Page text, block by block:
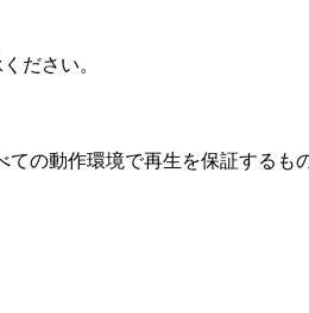
ださい。
の動作環境で再生を保証するも